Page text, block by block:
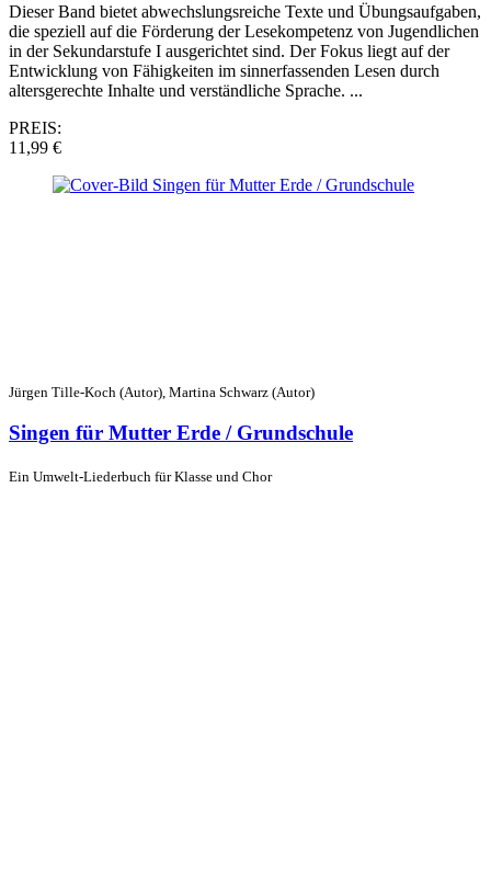
Dieser Band bietet abwechslungsreiche Texte und Übungsaufgaben,
die speziell auf die Förderung der Lesekompetenz von Jugendlichen
in der Sekundarstufe I ausgerichtet sind. Der Fokus liegt auf der
Entwicklung von Fähigkeiten im sinnerfassenden Lesen durch
altersgerechte Inhalte und verständliche Sprache. ...
PREIS:
11,99 €
Jürgen Tille-Koch (Autor), Martina Schwarz (Autor)
Singen für Mutter Erde / Grundschule
Ein Umwelt-Liederbuch für Klasse und Chor